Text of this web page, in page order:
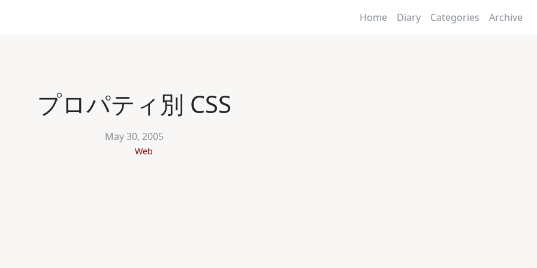
Home Diary Categories Archive
プロパティ別 CSS
May 30, 2005
Web